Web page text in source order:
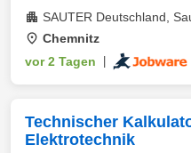
SAUTER Deutschland,
Chemnitz
vor 2 Tagen
Technischer
Elektrotechnik